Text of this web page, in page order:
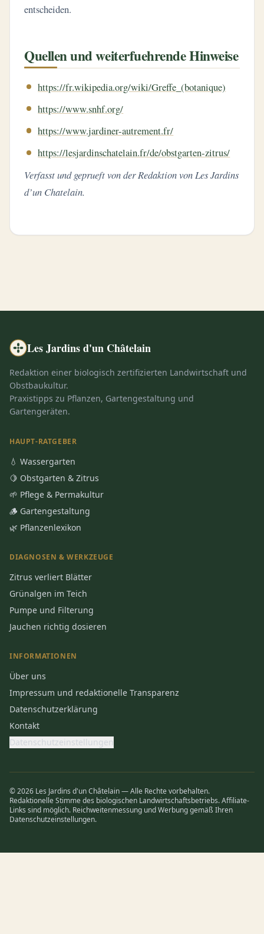
entscheiden.
Quellen und weiterfuehrende Hinweise
https://fr.wikipedia.org/wiki/Greffe_(botanique)
https://www.snhf.org/
https://www.jardiner-autrement.fr/
https://lesjardinschatelain.fr/de/obstgarten-zitrus/
Verfasst und geprueft von der Redaktion von Les Jardins
d’un Chatelain.
Les Jardins d'un Châtelain
Redaktion einer biologisch zertifizierten Landwirtschaft und
Obstbaukultur.
Praxistipps zu Pflanzen, Gartengestaltung und
Gartengeräten.
HAUPT-RATGEBER
💧 Wassergarten
🍋 Obstgarten & Zitrus
🌱 Pflege & Permakultur
🪵 Gartengestaltung
🌿 Pflanzenlexikon
DIAGNOSEN & WERKZEUGE
Zitrus verliert Blätter
Grünalgen im Teich
Pumpe und Filterung
Jauchen richtig dosieren
INFORMATIONEN
Über uns
Impressum und redaktionelle Transparenz
Datenschutzerklärung
Kontakt
Datenschutzeinstellungen
© 2026 Les Jardins d'un Châtelain — Alle Rechte vorbehalten.
Redaktionelle Stimme des biologischen Landwirtschaftsbetriebs. Affiliate-
Links sind möglich. Reichweitenmessung und Werbung gemäß Ihren
Datenschutzeinstellungen.